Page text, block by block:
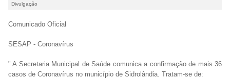
Divulgação
Comunicado Oficial
SESAP - Coronavírus
" A Secretaria Municipal de Saúde comunica a confirmação de mais 36
casos de Coronavírus no município de Sidrolândia. Tratam-se de: